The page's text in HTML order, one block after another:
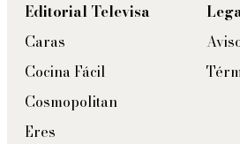
Editorial Televisa
Caras
Cocina Fácil
Cosmopolitan
Eres